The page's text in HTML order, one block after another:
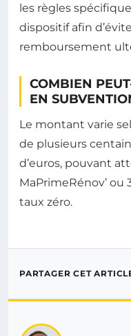
les règles
dispositif afin
remboursement
COMBIEN
EN
Le montant varie
de plusieurs
d’euros, pouvant
MaPrimeRénov’ ou
taux zéro.
PARTAGER CET